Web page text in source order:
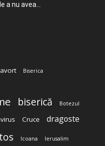
a nu avea...
avort Biserica
biserică Botezul
Cruce dragoste
Icoana Ierusalim